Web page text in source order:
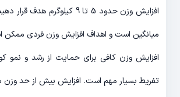
افزایش وزن حدود 5 تا 9 کیلوگرم
میانگین است و اهداف افزایش وزن فردی ممکن
افزایش وزن کافی برای حمایت از رشد و نمو
تفریط بسیار مهم است. افزایش بیش از حد وزن